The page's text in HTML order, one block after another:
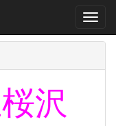
桜沢